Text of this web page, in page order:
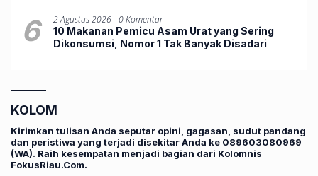
6 2 Agustus 2026 0 Komentar
10 Makanan Pemicu Asam Urat yang Sering
Dikonsumsi, Nomor 1 Tak Banyak Disadari
KOLOM
Kirimkan tulisan Anda seputar opini, gagasan, sudut pandang
dan peristiwa yang terjadi disekitar Anda ke 089603080969
(WA). Raih kesempatan menjadi bagian dari Kolomnis
FokusRiau.Com.